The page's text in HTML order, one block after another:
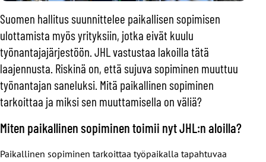
Suomen hallitus suunnittelee paikallisen sopimisen
ulottamista myös yrityksiin, jotka eivät kuulu
työnantajajärjestöön. JHL vastustaa lakoilla tätä
laajennusta. Riskinä on, että sujuva sopiminen muuttuu
työnantajan saneluksi. Mitä paikallinen sopiminen
tarkoittaa ja miksi sen muuttamisella on väliä?
Miten paikallinen sopiminen toimii nyt JHL:n aloilla?
Paikallinen sopiminen tarkoittaa työpaikalla tapahtuvaa